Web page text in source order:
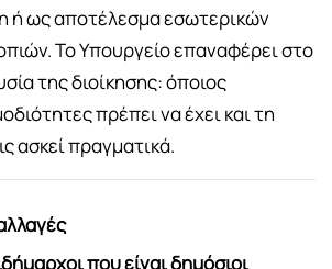
ή ως αποτέλεσμα εσωτερικών
Το Υπουργείο επαναφέρει στο
της διοίκησης: όποιος
πρέπει να έχει και τη
ασκεί πραγματικά.
που είναι δημόσιοι